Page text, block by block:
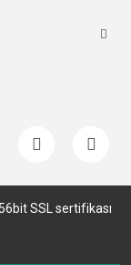
SSL sertifikası